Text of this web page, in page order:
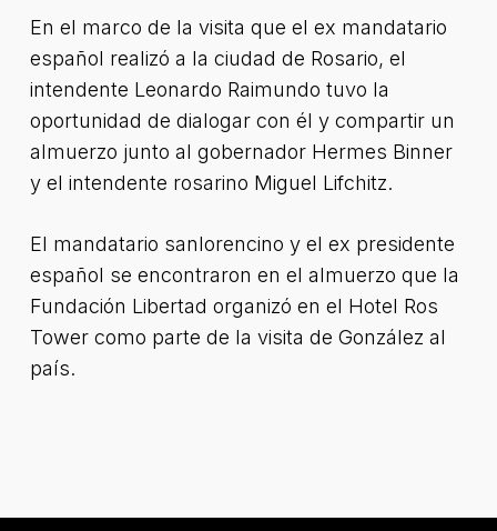
En el marco de la visita que el ex mandatario
español realizó a la ciudad de Rosario, el
intendente Leonardo Raimundo tuvo la
oportunidad de dialogar con él y compartir un
almuerzo junto al gobernador Hermes Binner
y el intendente rosarino Miguel Lifchitz.
El mandatario sanlorencino y el ex presidente
español se encontraron en el almuerzo que la
Fundación Libertad organizó en el Hotel Ros
Tower como parte de la visita de González al
país.